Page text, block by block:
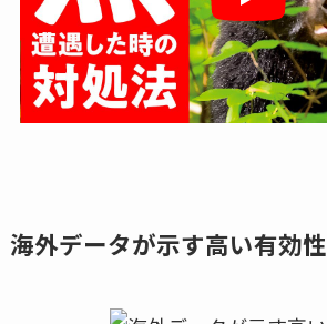
海外データが示す高い有効性